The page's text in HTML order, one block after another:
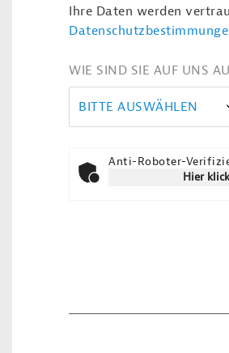
Ihre Daten werden
WIE SIND SIE AUF UNS
BITTE AUSWÄHLEN
Anti-Roboter-
Hier